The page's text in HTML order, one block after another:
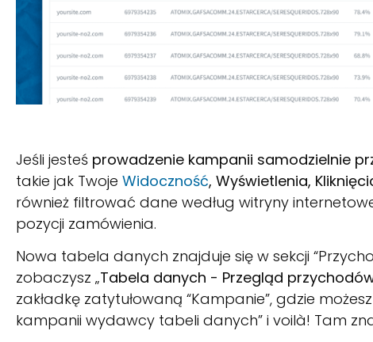
Jeśli jesteś prowadzenie kampanii samodzielnie
takie jak Twoje Widoczność, Wyświetlenia,
również filtrować dane według witryny
pozycji zamówienia.
Nowa tabela danych znajduje się w sekcji
zobaczysz „Tabela danych - Przegląd
zakładkę zatytułowaną “Kampanie”, gdzie
kampanii wydawcy tabeli danych” i voilà! Tam